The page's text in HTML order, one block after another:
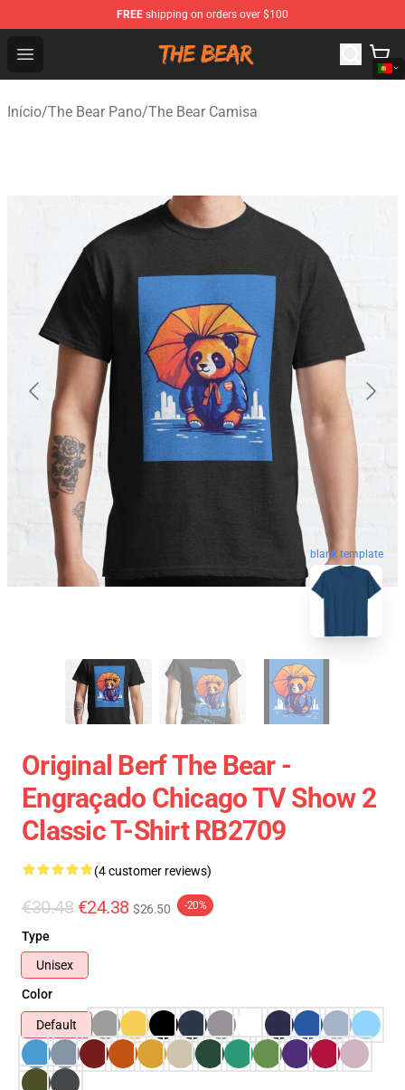
FREE shipping on orders over $100
Open menu
The Bear Shop - Official The Bear Merchandise Store
Início/The Bear Pano/The Bear Camisa
blank template
Original Berf The Bear -
Engraçado Chicago TV Show 2
Classic T-Shirt RB2709
(4 customer reviews)
€30.48 €24.38 $26.50 -20%
Type
Unisex
Color
Default